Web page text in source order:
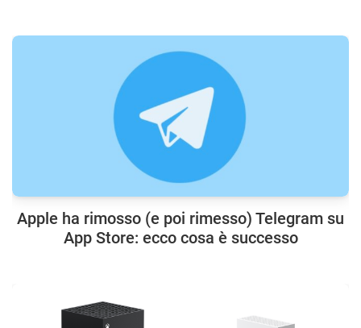
Apple ha rimosso (e poi rimesso) Telegram su
App Store: ecco cosa è successo